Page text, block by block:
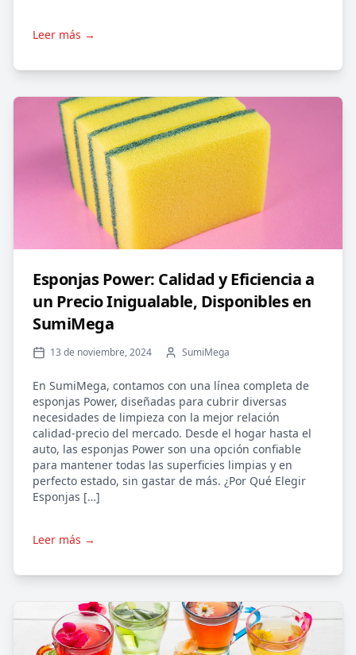
Leer más →
Esponjas Power: Calidad y Eficiencia a
un Precio Inigualable, Disponibles en
SumiMega
13 de noviembre, 2024 SumiMega
En SumiMega, contamos con una línea completa de
esponjas Power, diseñadas para cubrir diversas
necesidades de limpieza con la mejor relación
calidad-precio del mercado. Desde el hogar hasta el
auto, las esponjas Power son una opción confiable
para mantener todas las superficies limpias y en
perfecto estado, sin gastar de más. ¿Por Qué Elegir
Esponjas […]
Leer más →